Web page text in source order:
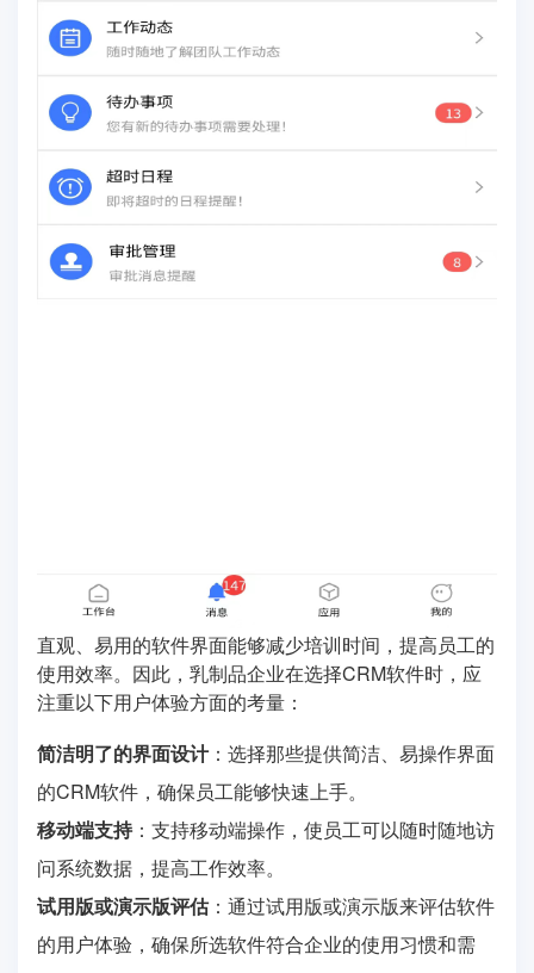
直观、易用的软件界面能够减少培训时间，提高员工的
使用效率。因此，乳制品企业在选择CRM软件时，应
注重以下用户体验方面的考量：
简洁明了的界面设计：选择那些提供简洁、易操作界面
的CRM软件，确保员工能够快速上手。
移动端支持：支持移动端操作，使员工可以随时随地访
问系统数据，提高工作效率。
试用版或演示版评估：通过试用版或演示版来评估软件
的用户体验，确保所选软件符合企业的使用习惯和需